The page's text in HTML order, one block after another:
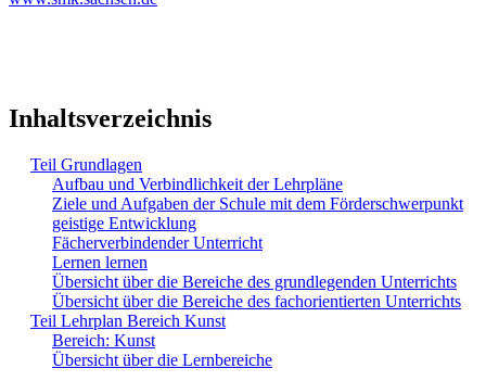
Inhaltsverzeichnis
Teil Grundlagen
Aufbau und Verbindlichkeit der Lehrpläne
Ziele und Aufgaben der Schule mit dem Förderschwerpunkt
geistige Entwicklung
Fächerverbindender Unterricht
Lernen lernen
Übersicht über die Bereiche des grundlegenden Unterrichts
Übersicht über die Bereiche des fachorientierten Unterrichts
Teil Lehrplan Bereich Kunst
Bereich: Kunst
Übersicht über die Lernbereiche